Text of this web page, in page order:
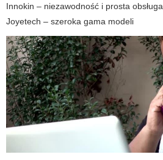
Innokin – niezawodność i prosta obsługa
Joyetech – szeroka gama modeli